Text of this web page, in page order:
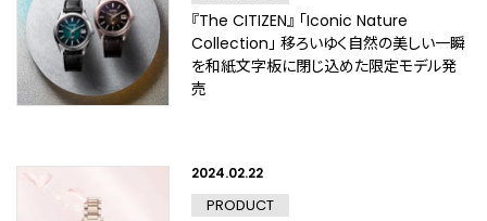
『The CITIZEN』 「Iconic Nature
Collection」 移ろいゆく自然の美しい一瞬
を和紙文字板に閉じ込めた限定モデル発
売
2024.02.22
PRODUCT